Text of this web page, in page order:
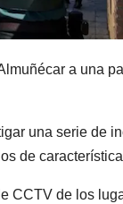
a una
una serie de
de
CCTV de los